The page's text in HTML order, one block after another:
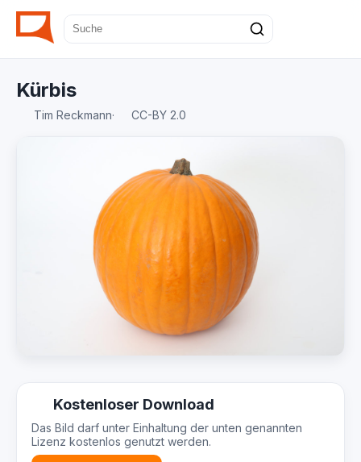
Kürbis
Tim Reckmann· CC-BY 2.0
Kostenloser Download
Das Bild darf unter Einhaltung der unten genannten
Lizenz kostenlos genutzt werden.